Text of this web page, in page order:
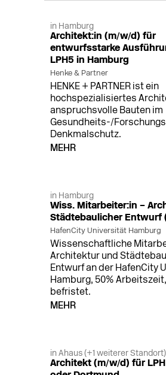
in Hamburg
Architekt:in (m/w/d) für
entwurfsstarke
LPH5 in Hamburg
Henke & Partner
HENKE + PARTNER ist ein
hochspezialisiertes
anspruchsvolle Bauten im
Gesundheits-/
Denkmalschutz.
MEHR
in Hamburg
Wiss. Mitarbeiter:in –
Städtebaulicher Entwurf
HafenCity Universität Hamburg
Wissenschaftliche
Architektur und
Entwurf an der HafenCity
Hamburg, 50%
befristet.
MEHR
in Ahaus (+1 weiterer Standort)
Architekt (m/w/d) für LPH